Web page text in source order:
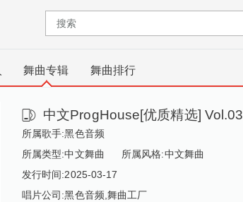
舞曲专辑 舞曲排行
中文ProgHouse[优质精选] Vol.03
所属歌手:黑色音频
所属类型:中文舞曲 所属风格:中文舞曲
发行时间:2025-03-17
唱片公司:黑色音频,舞曲工厂